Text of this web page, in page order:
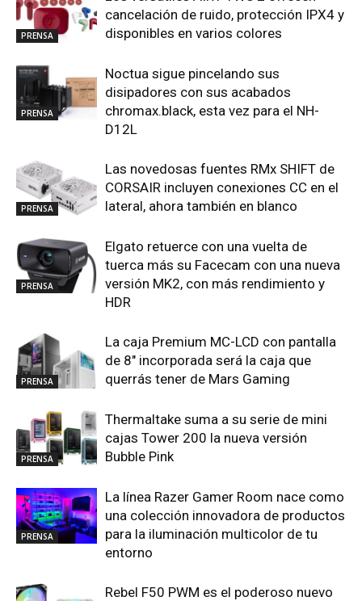
PRENSA
cancelación de ruido, protección IPX4 y
disponibles en varios colores
PRENSA
Noctua sigue pincelando sus
disipadores con sus acabados
chromax.black, esta vez para el NH-
D12L
PRENSA
Las novedosas fuentes RMx SHIFT de
CORSAIR incluyen conexiones CC en el
lateral, ahora también en blanco
PRENSA
Elgato retuerce con una vuelta de
tuerca más su Facecam con una nueva
versión MK2, con más rendimiento y
HDR
PRENSA
La caja Premium MC-LCD con pantalla
de 8″ incorporada será la caja que
querrás tener de Mars Gaming
PRENSA
Thermaltake suma a su serie de mini
cajas Tower 200 la nueva versión
Bubble Pink
PRENSA
La línea Razer Gamer Room nace como
una colección innovadora de productos
para la iluminación multicolor de tu
entorno
Rebel F50 PWM es el poderoso nuevo